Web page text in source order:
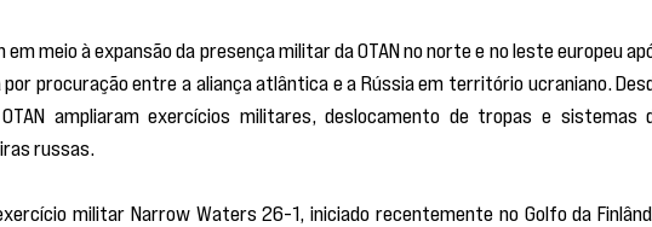
meio à expansão da presença militar da OTAN no norte e no leste europeu
procuração entre a aliança atlântica e a Rússia em território ucraniano.
ampliaram exercícios militares, deslocamento de tropas e sistemas
russas.
militar Narrow Waters 26-1, iniciado recentemente no Golfo da